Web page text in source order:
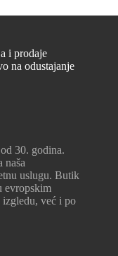
i prodaje
na odustajanje
30. godina.
naša
uslugu. Butik
evropskim
izgledu, već i po